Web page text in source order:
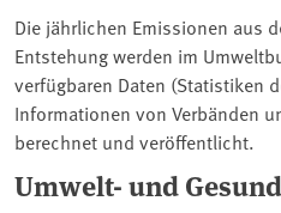
Die jährlichen Emissionen aus
Entstehung werden im
verfügbaren Daten (Statistiken
Informationen von Verbänden
berechnet und veröffentlicht.
Umwelt- und